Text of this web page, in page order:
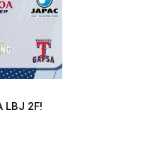
LBJ 2F!